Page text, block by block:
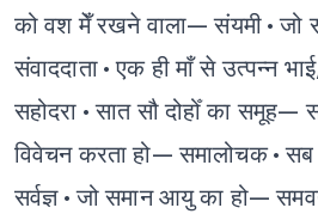
को वश मेँ रखने वाला— संयमी • जो
संवाददाता • एक ही माँ से उत्पन्न
सहोदरा • सात सौ दोहोँ का समूह—
विवेचन करता हो— समालोचक •
सर्वज्ञ • जो समान आयु का हो—